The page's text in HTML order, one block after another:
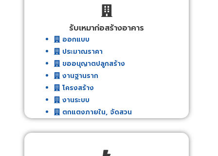
รับเหมาก่อสร้างอาคาร
ออกแบบ
ประมาณราคา
ขออนุญาตปลูกสร้าง
งานฐานราก
โครงสร้าง
งานระบบ
ตกแตงภายใน, จัดสวน